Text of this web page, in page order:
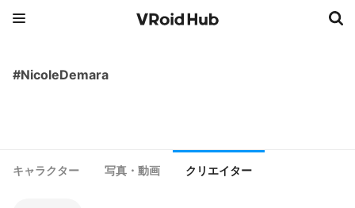
#NicoleDemara
キャラクター 写真・動画 クリエイター